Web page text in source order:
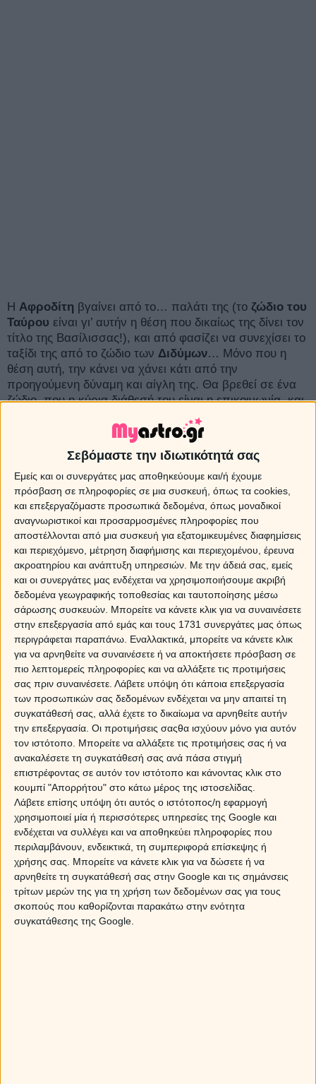
Σεβόμαστε την ιδιωτικότητά σας
Εμείς και οι συνεργάτες μας αποθηκεύουμε και/ή έχουμε
πρόσβαση σε πληροφορίες σε μια συσκευή, όπως τα cookies,
και επεξεργαζόμαστε προσωπικά δεδομένα, όπως μοναδικοί
αναγνωριστικοί και προσαρμοσμένες πληροφορίες που
αποστέλλονται από μια συσκευή για εξατομικευμένες διαφημίσεις
και περιεχόμενο, μέτρηση διαφήμισης και περιεχομένου, έρευνα
ακροατηρίου και ανάπτυξη υπηρεσιών. Με την άδειά σας, εμείς
και οι συνεργάτες μας ενδέχεται να χρησιμοποιήσουμε ακριβή
δεδομένα γεωγραφικής τοποθεσίας και ταυτοποίησης μέσω
σάρωσης συσκευών. Μπορείτε να κάνετε κλικ για να συναινέσετε
στην επεξεργασία από εμάς και τους 1731 συνεργάτες μας όπως
περιγράφεται παραπάνω. Εναλλακτικά, μπορείτε να κάνετε κλικ
για να αρνηθείτε να συναινέσετε ή να αποκτήσετε πρόσβαση σε
πιο λεπτομερείς πληροφορίες και να αλλάξετε τις προτιμήσεις
σας πριν συναινέσετε. Λάβετε υπόψη ότι κάποια επεξεργασία
των προσωπικών σας δεδομένων ενδέχεται να μην απαιτεί τη
συγκατάθεσή σας, αλλά έχετε το δικαίωμα να αρνηθείτε αυτήν
την επεξεργασία. Οι προτιμήσεις σαςθα ισχύουν μόνο για αυτόν
τον ιστότοπο. Μπορείτε να αλλάξετε τις προτιμήσεις σας ή να
ανακαλέσετε τη συγκατάθεσή σας ανά πάσα στιγμή
επιστρέφοντας σε αυτόν τον ιστότοπο και κάνοντας κλικ στο
κουμπί "Απορρήτου" στο κάτω μέρος της ιστοσελίδας.
Λάβετε επίσης υπόψη ότι αυτός ο ιστότοπος/η εφαρμογή
χρησιμοποιεί μία ή περισσότερες υπηρεσίες της Google και
ενδέχεται να συλλέγει και να αποθηκεύει πληροφορίες που
περιλαμβάνουν, ενδεικτικά, τη συμπεριφορά επίσκεψης ή
χρήσης σας. Μπορείτε να κάνετε κλικ για να δώσετε ή να
αρνηθείτε τη συγκατάθεσή σας στην Google και τις σημάνσεις
τρίτων μερών της για τη χρήση των δεδομένων σας για τους
σκοπούς που καθορίζονται παρακάτω στην ενότητα
συγκατάθεσης της Google.
Η Αφροδίτη βγαίνει από το… παλάτι της (το ζώδιο του
Ταύρου είναι γι’ αυτήν η θέση που δικαίως της δίνει τον
τίτλο της Βασίλισσας!), και από φασίζει να συνεχίσει το
ταξίδι της από το ζώδιο των Διδύμων… Μόνο που η
θέση αυτή, την κάνει να χάνει κάτι από την
προηγούμενη δύναμη και αίγλη της. Θα βρεθεί σε ένα
ζώδιο, που η κύρια διάθεσή του είναι η επικοινωνία, και
ο πλανήτης εδώ θα δώσει όλη του τη δυναμική στον
Η Αφροδίτη στους Διδύμους
Οι Δίδυμοι είναι το ζώδιο της ευστροφίας και της
πολυπραγμοσύνης, κι έτσι η Αφροδίτη θα αναγκαστεί
να προσαρμοστεί στις απαιτήσεις τους, χάνοντας όμως
σημαντικά κομμάτια από τη δική της ποιότητα. Περνάμε
σε μια φάση όπου τα λόγια τείνουν να εκστομίζονται με
μεγάλη ευκολία, χωρίς πάντα να έχουν ουσία, ενώ
υπάρχει και το ενδεχόμενο να μπλεχτούμε ή να
παρασυρθούμε σε ατελείωτες συζητήσεις χωρίς νόημα
και περιεχόμενο, που γίνονται μόνο για να γίνουν!
Πληροφορίες ή ειδήσεις την περίοδο αυτή, μπορεί σε
πολλές περιπτώσεις να έχουν παραπλανητικό
χαρακτήρα, γι’ αυτό χρειάζεται να επεξεργάζεσαι ή να
φιλτράρεις κάθε τι που ακούς! Υπάρχει ένα ατελείωτο
πήγαινε-έλα, που πολλές φορές δεν καταλήγει
πουθενά! Γιατί όλα κινούνται σε μια επιφανειακή
κατάσταση, χωρίς τη διάθεση της αναζήτησης της
ουσίας, του νοήματος.
Τα οικονομικά ζητήματα που προκύπτουν τις ημέρες
αυτές, είναι σημαντικό να εξετάζονται διεξοδικά, γιατί
μπορεί να υπάρξουν εξελίξεις μη αναμενόμενες. Από
την άλλη μεριά, θα έχεις και την τάση να παρασύρεσαι
πολύ πιο εύκολα στο να καταναλώσεις, να κάνεις
αγορές που δεν είχες υπολογίσει και να ξοδέψεις
χρήματα χωρίς να το σκέφτεσαι και πολύ. Και φυσικά,
να αγοράζεις πράγματα, μάλλον άχρηστα…
Παράλληλα, είναι και οι σχέσεις που κινούνται σε ένα